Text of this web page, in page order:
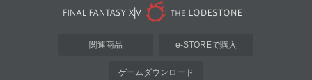
関連商品 e-STOREで購入
ゲームダウンロード